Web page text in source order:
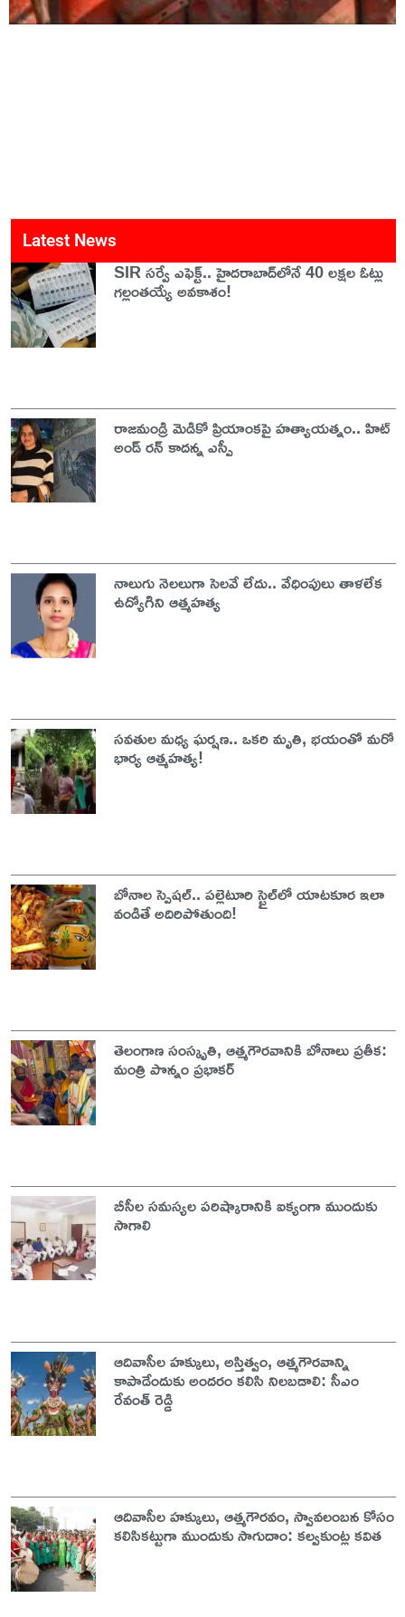
Latest News
SIR సర్వే ఎఫెక్ట్.. హైదరాబాద్‌లోనే 40 లక్షల ఓట్లు
గల్లంతయ్యే అవకాశం!
రాజమండ్రి మెడికో ప్రియాంకపై హత్యాయత్నం.. హిట్
అండ్ రన్ కాదన్న ఎస్పీ
నాలుగు నెలలుగా సెలవే లేదు.. వేధింపులు తాళలేక
ఉద్యోగిని ఆత్మహత్య
సవతుల మధ్య ఘర్షణ.. ఒకరి మృతి, భయంతో మరో
భార్య ఆత్మహత్య!
బోనాల స్పెషల్.. పల్లెటూరి స్టైల్‌లో యాటకూర ఇలా
వండితే అదిరిపోతుంది!
తెలంగాణ సంస్కృతి, ఆత్మగౌరవానికి బోనాలు ప్రతీక:
మంత్రి పొన్నం ప్రభాకర్
బీసీల సమస్యల పరిష్కారానికి ఐక్యంగా ముందుకు
సాగాలి
ఆదివాసీల హక్కులు, అస్తిత్వం, ఆత్మగౌరవాన్ని
కాపాడేందుకు అందరం కలిసి నిలబడాలి: సీఎం
రేవంత్ రెడ్డి
ఆదివాసీల హక్కులు, ఆత్మగౌరవం, స్వావలంబన కోసం
కలిసికట్టుగా ముందుకు సాగుదాం: కల్వకుంట్ల కవిత